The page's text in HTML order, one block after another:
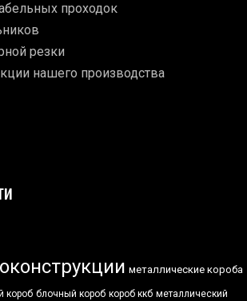
проходок
резки
нашего производства
металлические короба
короб блочный короб короб ккб металлический